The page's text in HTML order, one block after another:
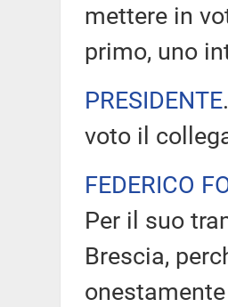
mettere in
primo, uno
PRESIDENTE
voto il
FEDERICO
Per il suo
Brescia,